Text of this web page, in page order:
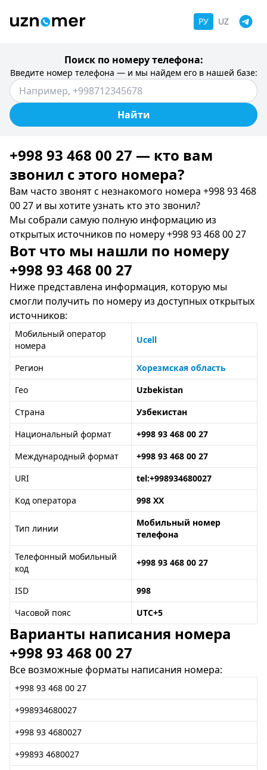
РУ UZ
Поиск по номеру телефона:
Введите номер телефона — и мы найдем его в нашей базе:
Найти
+998 93 468 00 27 — кто вам
звонил c этого номера?
Вам часто звонят с незнакомого номера +998 93 468
00 27 и вы хотите узнать кто это звонил?
Мы собрали самую полную информацию из
открытых источников по номеру +998 93 468 00 27
Вот что мы нашли по номеру
+998 93 468 00 27
Ниже представлена информация, которую мы
смогли получить по номеру из доступных открытых
источников:
Мобильный оператор
номера
Ucell
Регион
Хорезмская область
Гео
Uzbekistan
Страна
Узбекистан
Национальный формат
+998 93 468 00 27
Международный формат
+998 93 468 00 27
URI
tel:+998934680027
Код оператора
998 XX
Тип линии
Мобильный номер
телефона
Телефонный мобильный
код
+998 93 468 00 27
ISD
998
Часовой пояс
UTC+5
Варианты написания номера
+998 93 468 00 27
Все возможные форматы написания номера:
+998 93 468 00 27
+998934680027
+998 93 4680027
+99893 4680027